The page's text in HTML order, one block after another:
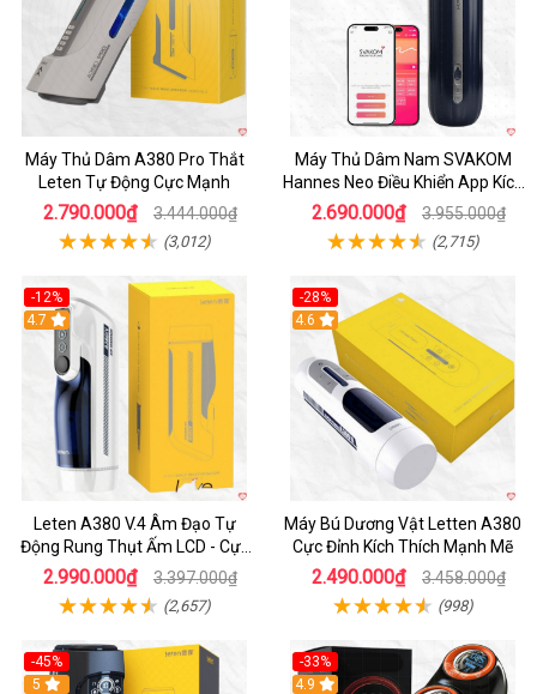
Máy Thủ Dâm A380 Pro Thắt
Leten Tự Động Cực Mạnh
2.790.000₫ 3.444.000₫
(3,012)
Máy Thủ Dâm Nam SVAKOM
Hannes Neo Điều Khiển App Kích
Thích
2.690.000₫ 3.955.000₫
(2,715)
-12%
Hot
4.7
Leten A380 V.4 Âm Đạo Tự
Động Rung Thụt Ấm LCD - Cực
Phê
2.990.000₫ 3.397.000₫
(2,657)
-28%
Hot
4.6
Máy Bú Dương Vật Letten A380
Cực Đỉnh Kích Thích Mạnh Mẽ
2.490.000₫ 3.458.000₫
(998)
-45%
Hot
5
-33%
Hot
4.9